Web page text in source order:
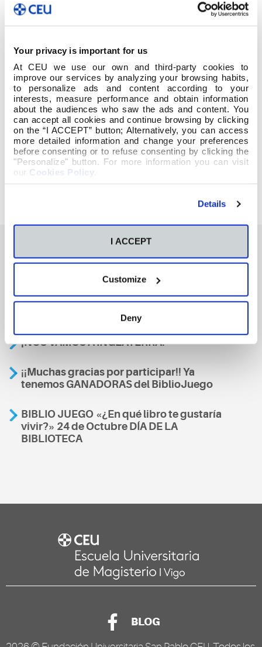
Your privacy is important for us
At CEU we use our own and third-party cookies to
improve our services by analyzing your browsing habits,
to personalize ads and content according to your
interests, measure performance and obtain information
about the audiences who saw the ads and content. You
can accept all cookies and continue browsing by clicking
on the “I ACCEPT” button; Alternatively, you can access
more detailed information and change your preferences
before consenting or to refuse consenting by clicking the
"Personalize" button. For more information you can visit
our Cookies Policy
Details
I ACCEPT
Customize
Deny
Cuanto más pequeño se es, más Madre
se muestra María. (P. Tomás Morales)
También te podría interesar
Curso Monitor de tiempo libre
¡NOS VAMOS A INGLATERRA!
¡¡Muchas gracias por participar!! Ya
tenemos GANADORAS del BiblioJuego
BIBLIO JUEGO «¿En qué libro te gustaría
vivir?» 24 de Octubre DÍA DE LA
BIBLIOTECA
BLOG